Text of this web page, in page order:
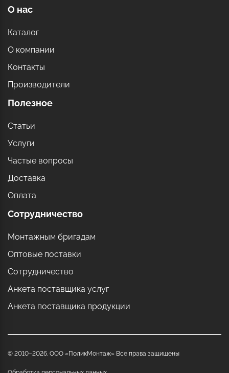
О нас
Каталог
О компании
Контакты
Производители
Полезное
Статьи
Услуги
Частые вопросы
Доставка
Оплата
Сотрудничество
Монтажным бригадам
Оптовые поставки
Сотрудничество
Анкета поставщика услуг
Анкета поставщика продукции
© 2010–2026. ООО «ПоликМонтаж» Все права защищены